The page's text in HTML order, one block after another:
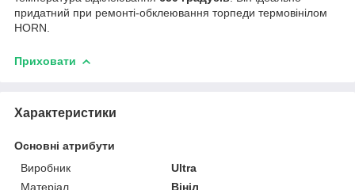
придатний при ремонті-обклеювання торпеди термовінілом
HORN.
Приховати
Характеристики
Основні атрибути
Виробник
Ultra
Матеріал
Вініл